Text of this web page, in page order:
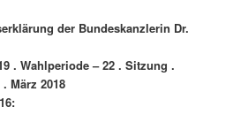
der Bundeskanzlerin Dr.
. Wahlperiode – 22 . Sitzung .
März 2018